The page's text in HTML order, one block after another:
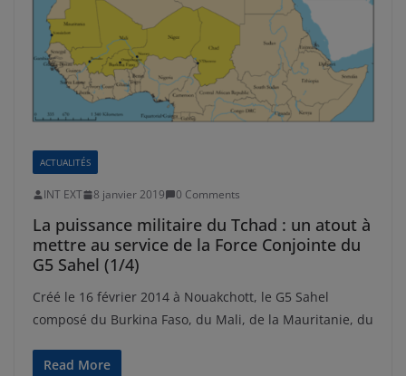
ACTUALITÉS
INT EXT 8 janvier 2019 0 Comments
La puissance militaire du Tchad : un atout à
mettre au service de la Force Conjointe du
G5 Sahel (1/4)
Créé le 16 février 2014 à Nouakchott, le G5 Sahel
composé du Burkina Faso, du Mali, de la Mauritanie, du
Read More